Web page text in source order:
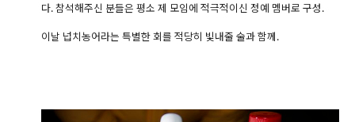
다.참석해주신 분들은 평소 제 모임에 적극적이신 정예 멤버로 구성.
이날 넙치농어라는 특별한 회를 적당히 빛내줄 술과 함께.